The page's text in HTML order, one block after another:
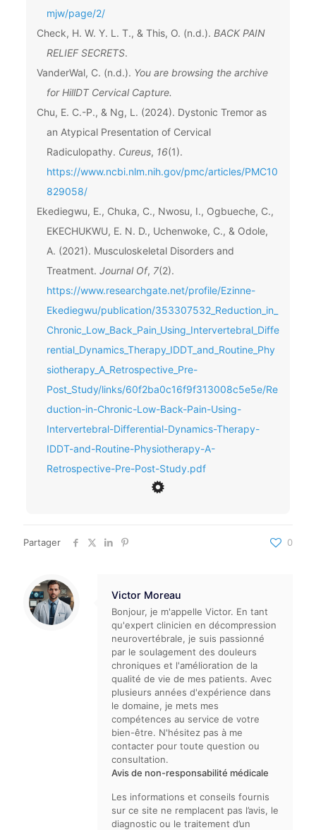
mjw/page/2/
Check, H. W. Y. L. T., & This, O. (n.d.). BACK PAIN
RELIEF SECRETS.
VanderWal, C. (n.d.). You are browsing the archive
for HillDT Cervical Capture.
Chu, E. C.-P., & Ng, L. (2024). Dystonic Tremor as
an Atypical Presentation of Cervical
Radiculopathy. Cureus, 16(1).
https://www.ncbi.nlm.nih.gov/pmc/articles/PMC10
829058/
Ekediegwu, E., Chuka, C., Nwosu, I., Ogbueche, C.,
EKECHUKWU, E. N. D., Uchenwoke, C., & Odole,
A. (2021). Musculoskeletal Disorders and
Treatment. Journal Of, 7(2).
https://www.researchgate.net/profile/Ezinne-
Ekediegwu/publication/353307532_Reduction_in_
Chronic_Low_Back_Pain_Using_Intervertebral_Diffe
rential_Dynamics_Therapy_IDDT_and_Routine_Phy
siotherapy_A_Retrospective_Pre-
Post_Study/links/60f2ba0c16f9f313008c5e5e/Re
duction-in-Chronic-Low-Back-Pain-Using-
Intervertebral-Differential-Dynamics-Therapy-
IDDT-and-Routine-Physiotherapy-A-
Retrospective-Pre-Post-Study.pdf
Partager 0
Victor Moreau
Bonjour, je m'appelle Victor. En tant
qu'expert clinicien en décompression
neurovertébrale, je suis passionné
par le soulagement des douleurs
chroniques et l'amélioration de la
qualité de vie de mes patients. Avec
plusieurs années d'expérience dans
le domaine, je mets mes
compétences au service de votre
bien-être. N'hésitez pas à me
contacter pour toute question ou
consultation.
Avis de non-responsabilité médicale
Les informations et conseils fournis
sur ce site ne remplacent pas l’avis, le
diagnostic ou le traitement d’un